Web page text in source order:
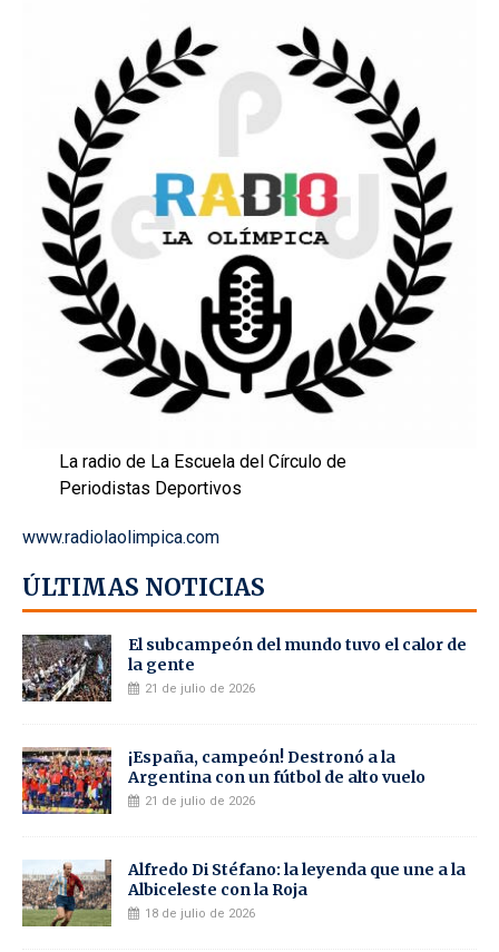
La radio de La Escuela del Círculo de
Periodistas Deportivos
www.radiolaolimpica.com
ÚLTIMAS NOTICIAS
El subcampeón del mundo tuvo el calor de
la gente
21 de julio de 2026
¡España, campeón! Destronó a la
Argentina con un fútbol de alto vuelo
21 de julio de 2026
Alfredo Di Stéfano: la leyenda que une a la
Albiceleste con la Roja
18 de julio de 2026